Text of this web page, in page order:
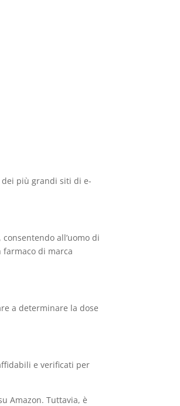
più grandi siti di e-
all’uomo di
farmaco di marca
a determinare la dose
e verificati per
Amazon. Tuttavia, è